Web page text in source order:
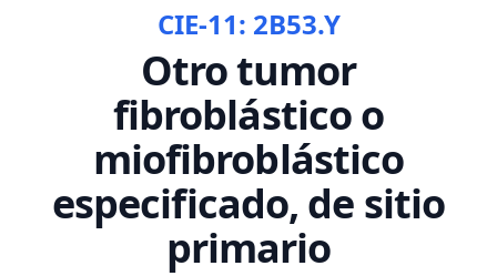
CIE-11: 2B53.Y
Otro tumor
fibroblástico o
miofibroblástico
especificado, de sitio
primario